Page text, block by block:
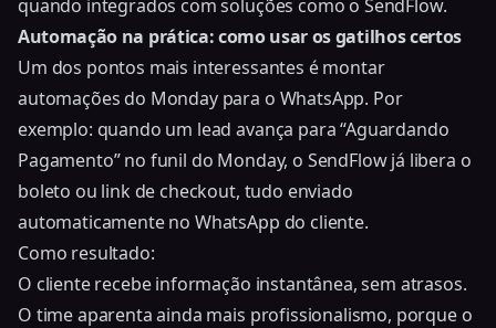
quando integrados com soluções como o SendFlow.
Automação na prática: como usar os gatilhos certos
Um dos pontos mais interessantes é montar
automações do Monday para o WhatsApp. Por
exemplo: quando um lead avança para “Aguardando
Pagamento” no funil do Monday, o SendFlow já libera o
boleto ou link de checkout, tudo enviado
automaticamente no WhatsApp do cliente.
Como resultado:
O cliente recebe informação instantânea, sem atrasos.
O time aparenta ainda mais profissionalismo, porque o